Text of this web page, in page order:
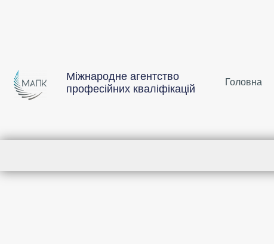
Міжнародне агентство
професійних кваліфікацій
Головна